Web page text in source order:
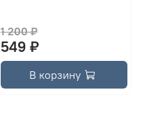
1 200 ₽
549 ₽
В корзину